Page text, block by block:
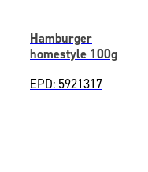
Hamburger
homestyle 100g
EPD: 5921317